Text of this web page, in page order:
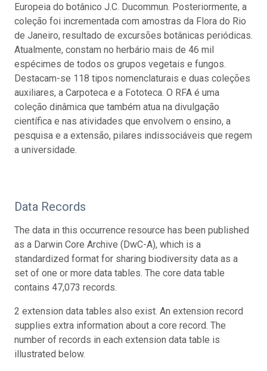
Europeia do botânico J.C. Ducommun. Posteriormente, a
coleção foi incrementada com amostras da Flora do Rio
de Janeiro, resultado de excursões botânicas periódicas.
Atualmente, constam no herbário mais de 46 mil
espécimes de todos os grupos vegetais e fungos.
Destacam-se 118 tipos nomenclaturais e duas coleções
auxiliares, a Carpoteca e a Fototeca. O RFA é uma
coleção dinâmica que também atua na divulgação
científica e nas atividades que envolvem o ensino, a
pesquisa e a extensão, pilares indissociáveis que regem
a universidade.
Data Records
The data in this occurrence resource has been published
as a Darwin Core Archive (DwC-A), which is a
standardized format for sharing biodiversity data as a
set of one or more data tables. The core data table
contains 47,073 records.
2 extension data tables also exist. An extension record
supplies extra information about a core record. The
number of records in each extension data table is
illustrated below.